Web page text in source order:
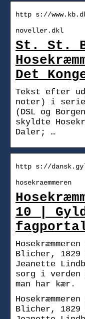
http s://
noveller.dkl
St. St.
Det
Tekst efter
noter) i
(DSL og
skyldte
Daler; …
http s://
hosekraemmeren
10 |
Blicher,
Jeanette
sorg i verden
man har kær.
Blicher,